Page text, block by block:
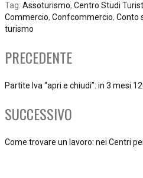
Tag: Assoturismo, Centro Studi
Commercio, Confcommercio, Conto
turismo
PRECEDENTE
Partite Iva “apri e chiudi”: in 3 mesi
SUCCESSIVO
Come trovare un lavoro: nei Centri